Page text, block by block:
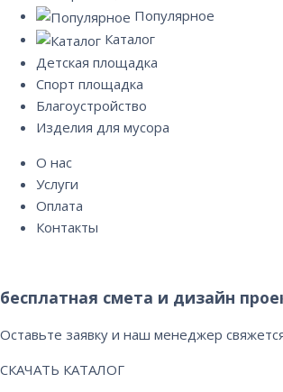
Популярное
Каталог
Детская площадка
Спорт площадка
Благоустройство
Изделия для мусора
О нас
Услуги
Оплата
Контакты
бесплатная смета и дизайн
Оставьте заявку и наш менеджер
СКАЧАТЬ КАТАЛОГ